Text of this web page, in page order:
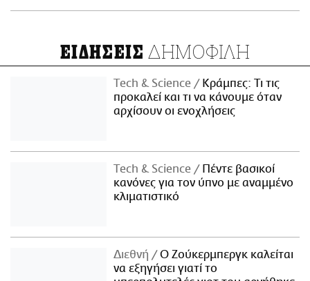
ΕΙΔΗΣΕΙΣ ΔΗΜΟΦΙΛΗ
Τech & Science
Κράμπες: Τι τις
προκαλεί και τι να κάνουμε όταν
αρχίσουν οι ενοχλήσεις
Τech & Science
Πέντε βασικοί
κανόνες για τον ύπνο με αναμμένο
κλιματιστικό
Διεθνή
Ο Ζούκερμπεργκ καλείται
να εξηγήσει γιατί το